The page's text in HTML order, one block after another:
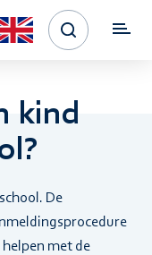
kind
De
met de